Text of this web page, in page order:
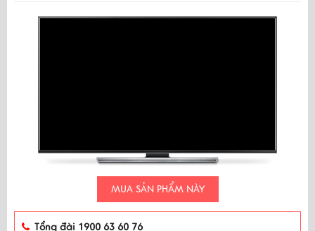
MUA SẢN PHẨM NÀY
Tổng đài 1900 63 60 76